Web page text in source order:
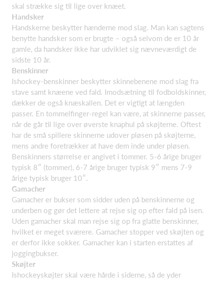
skal strække sig til lige over knæet.
Handsker
Handskerne beskytter hænderne mod slag. Man kan sagtens
benytte handsker som er brugte – også selvom de er 10 år
gamle, da handsker ikke har udviklet sig nævneværdigt de
sidste 10 år.
Benskinner
Ishockey-benskinner beskytter skinnebenene mod slag fra
stave samt knæene ved fald. Imodsætning til fodboldskinner,
dækker de også knæskallen. Det er vigtigt at længden
passer. En tommelfinger-regel kan være, at skinnerne passer,
når de går til lige over øverste knaphul på skøjterne. Oftest
har de små spillere skinnerne udover pløsen på skøjterne,
mens andre foretrækker at have dem inde under pløsen.
Benskinners størrelse er angivet i tommer. 5-6 årige bruger
typisk 8″ (tommer), 6-7 årige bruger typisk 9″ mens 7-9
årige typisk bruger 10″.
Gamacher
Gamacher er bukser som sidder uden på benskinnerne og
underben og gør det lettere at rejse sig op efter fald på isen.
Uden gamacher skal man rejse sig op fra glatte benskinner,
hvilket er meget sværere. Gamacher stopper ved skøjten og
er derfor ikke sokker. Gamacher kan i starten erstattes af
joggingbukser.
Skøjter
Ishockeyskøjter skal være hårde i siderne, så de yder